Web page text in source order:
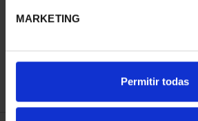
MARKETING
Permitir todas
REFINAR